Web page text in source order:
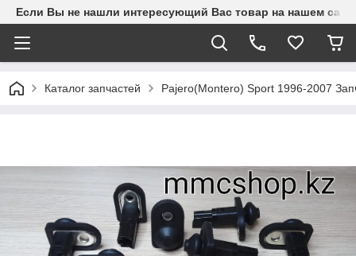
Если Вы не нашли интересующий Вас товар на нашем
Каталог запчастей Pajero(Montero) Sport 1996-2007